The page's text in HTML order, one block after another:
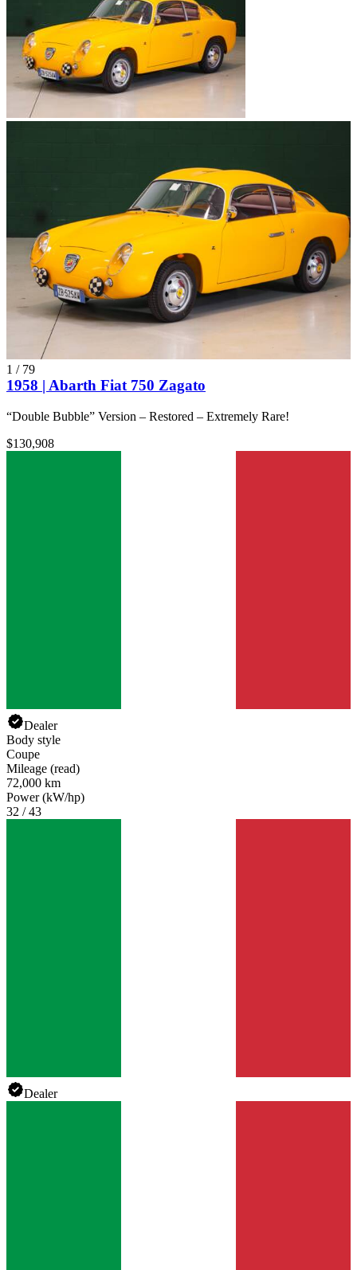
1 / 79
1958 | Abarth Fiat 750 Zagato
“Double Bubble” Version – Restored – Extremely Rare!
$130,908
Dealer
Body style
Coupe
Mileage (read)
72,000 km
Power (kW/hp)
32 / 43
Dealer